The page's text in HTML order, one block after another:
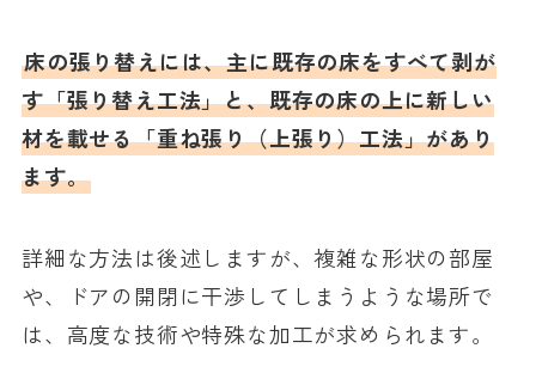
床の張り替えには、主に既存の床をすべて剥が
す「張り替え工法」と、既存の床の上に新しい
材を載せる「重ね張り（上張り）工法」があり
ます。
詳細な方法は後述しますが、複雑な形状の部屋
や、ドアの開閉に干渉してしまうような場所で
は、高度な技術や特殊な加工が求められます。